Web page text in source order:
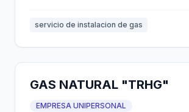
servicio de instalacion de gas
GAS NATURAL "TRHG"
EMPRESA UNIPERSONAL